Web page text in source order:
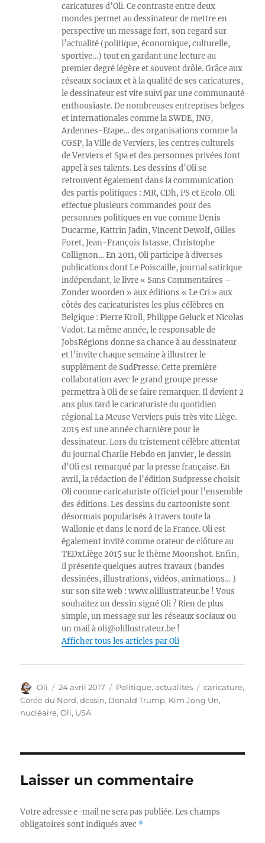
caricatures d’Oli. Ce contraste entre deux
mondes permet au dessinateur de mettre en
perspective un message fort, son regard sur
l’actualité (politique, économique, culturelle,
sportive…) tout en gardant une lecture au
premier degré légère et souvent drôle. Grâce aux
réseaux sociaux et à la qualité de ses caricatures,
le dessinateur est vite suivi par une communauté
enthousiaste. De nombreuses entreprises belges
et internationales comme la SWDE, ING,
Ardennes-Etape… des organisations comme la
CGSP, la Ville de Verviers, les centres culturels
de Verviers et Spa et des personnes privées font
appel à ses talents. Les dessins d’Oli se
retrouvent également dans la communication
des partis politiques : MR, CDh, PS et Ecolo. Oli
effectue plusieurs commandes pour des
personnes politiques en vue comme Denis
Ducarme, Kattrin Jadin, Vincent Dewolf, Gilles
Foret, Jean-François Istasse, Christophe
Collignon… En 2011, Oli participe à diverses
publications dont Le Poiscaille, journal satirique
indépendant, le livre « Sans Commentaires –
Zonder woorden » aux éditions « Le Cri » aux
côtés des caricaturistes les plus célèbres en
Belgique : Pierre Kroll, Philippe Geluck et Nicolas
Vadot. La même année, le responsable de
JobsRégions donne sa chance à au dessinateur
et l’invite chaque semaine à illustrer le
supplément de SudPresse. Cette première
collaboration avec le grand groupe presse
permettra à Oli de se faire remarquer. Il devient 2
ans plus tard le caricaturiste du quotidien
régional La Meuse Verviers puis très vite Liège.
2015 est une année charnière pour le
dessinateur. Lors du tristement célèbre attentat
du journal Charlie Hebdo en janvier, le dessin
d’Oli est remarqué par la presse française. En
avril, la rédaction de l’édition Sudpresse choisit
Oli comme caricaturiste officiel pour l’ensemble
des éditions. Les dessins du cartooniste sont
désormais popularisés à travers toute la
Wallonie et dans le nord de la France. Oli est
également invité comme orateur de clôture au
TEDxLiège 2015 sur le thème Moonshot. Enfin,
il présente quelques autres travaux (bandes
dessinées, illustrations, vidéos, animations… )
sur son site web : www.olillustrateur.be ! Vous
souhaitez un dessin signé Oli ? Rien de plus
simple, un message sur les réseaux sociaux ou
un mail à oli@olillustrateur.be !
Afficher tous les articles par Oli
Auteur
Oli
Publié
le
24 avril 2017 Catégories
Politique, actualités Étiquettes
caricature,
Corée du Nord,dessin, Donald Trump, Kim Jong Un,
nucléaire,Oli, USA
Laisser un commentaire
Votre adresse e-mail ne sera pas publiée. Les champs
obligatoires sont indiqués avec *